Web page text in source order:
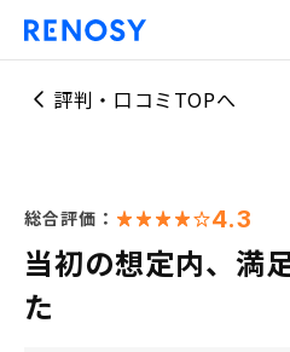
評判・口コミTOPへ
総合評価： 4.3
当初の想定内、満
た